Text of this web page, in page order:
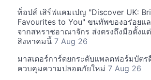
ท็อปส์ เสิร์ฟแคมเปญ "Discover UK:
Favourites to You" ขนทัพของอร่อยแ
จากสหราชอาณาจักร ส่งตรงถึงมือตั้งแ
สิงหาคมนี้ 7 Aug 26
มาสเตอร์การ์ดยกระดับแพลตฟอร์มบัตร
ควบคุมความปลอดภัยใหม่ 7 Aug 26